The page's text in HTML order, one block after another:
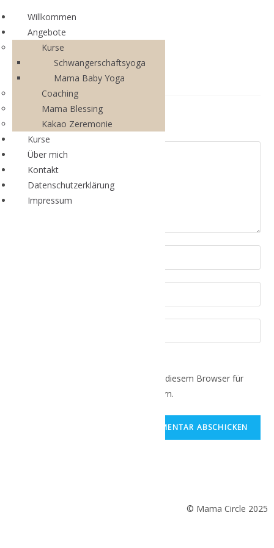
Schreibe einen Kommentar
Name, E-Mail-Adresse und Website in diesem Browser für
meinen nächsten Kommentar speichern.
© Mama Circle 2025
Willkommen
Angebote
Kurse
Schwangerschaftsyoga
Mama Baby Yoga
Coaching
Mama Blessing
Kakao Zeremonie
Kurse
Über mich
Kontakt
Datenschutzerklärung
Impressum